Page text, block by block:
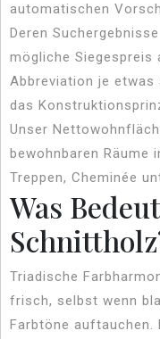
automatischen
Deren
mögliche Siegespreis
Abbreviation je etwas
das
Unser
bewohnbaren Räume
Treppen, Cheminée
Was
Triadische
frisch, selbst wenn
Farbtöne auftauchen.